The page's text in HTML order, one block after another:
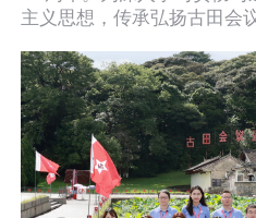
主义思想，传承弘扬古田会
院开展实践学习。学院党委
莲带队，班子成员、骨干教